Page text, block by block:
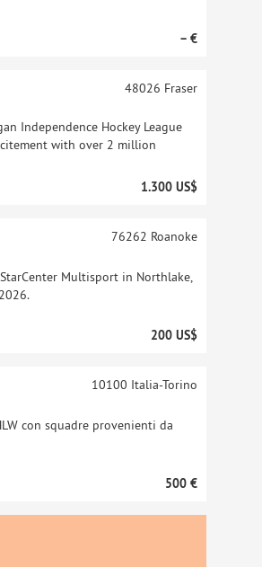
– €
Independence Hockey League
with over 2 million
48026 Fraser
1.300 US$
Multisport in Northlake,
76262 Roanoke
200 US$
con squadre provenienti da
10100 Italia-Torino
500 €